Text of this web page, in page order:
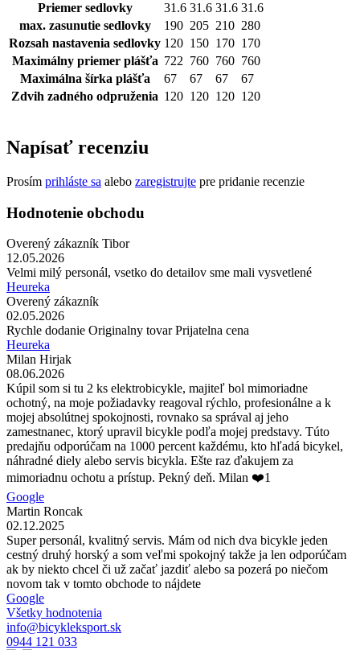
Priemer sedlovky
31.6 31.6 31.6 31.6
max. zasunutie sedlovky
190 205 210 280
Rozsah nastavenia sedlovky 120 150 170 170
Maximálny priemer plášťa 722 760 760 760
Maximálna šírka plášťa
67 67 67
67
Zdvih zadného odpruženia 120 120 120 120
Napísať recenziu
Prosím prihláste sa alebo zaregistrujte pre pridanie recenzie
Hodnotenie obchodu
Overený zákazník Tibor
12.05.2026
Velmi milý personál, vsetko do detailov sme mali vysvetlené
Heureka
Overený zákazník
02.05.2026
Rychle dodanie Originalny tovar Prijatelna cena
Heureka
Milan Hirjak
08.06.2026
Kúpil som si tu 2 ks elektrobicykle, majiteľ bol mimoriadne
ochotný, na moje požiadavky reagoval rýchlo, profesionálne a k
mojej absolútnej spokojnosti, rovnako sa správal aj jeho
zamestnanec, ktorý upravil bicykle podľa mojej predstavy. Túto
predajňu odporúčam na 1000 percent každému, kto hľadá bicykel,
náhradné diely alebo servis bicykla. Ešte raz ďakujem za
mimoriadnu ochotu a prístup. Pekný deň. Milan ❤️1
Google
Martin Roncak
02.12.2025
Super personál, kvalitný servis. Mám od nich dva bicykle jeden
cestný druhý horský a som veľmi spokojný takže ja len odporúčam
ak by niekto chcel či už začať jazdiť alebo sa pozerá po niečom
novom tak v tomto obchode to nájdete
Google
Všetky hodnotenia
info@bicykleksport.sk
0944 121 033